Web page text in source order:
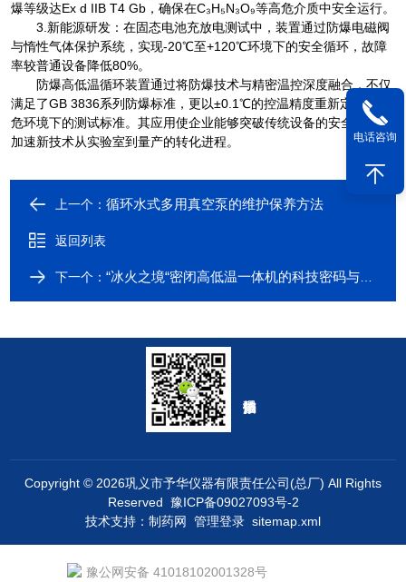
爆等级达Ex d IIB T4 Gb，确保在C₃H₅N₃O₉等高危介质中安全运行。
3.新能源研发：在固态电池充放电测试中，装置通过防爆电磁阀
与惰性气体保护系统，实现-20℃至+120℃环境下的安全循环，故障
率较普通设备降低80%。
防爆高低温循环装置通过将防爆技术与精密温控深度融合，不仅
满足了GB 3836系列防爆标准，更以±0.1℃的控温精度重新定义了高
危环境下的测试标准。其应用使企业能够突破传统设备的安全瓶颈，
加速新技术从实验室到量产的转化进程。
上一个：循环水式多用真空泵的维护保养方法
返回列表
下一个：“冰火之境“密闭高低温一体机的科技密码与工业革新
Copyright © 2026巩义市予华仪器有限责任公司(总厂) All Rights
Reserved 豫ICP备09027093号-2
技术支持： 制药网 管理登录 sitemap.xml
电话咨询
豫公网安备 41018102001328号